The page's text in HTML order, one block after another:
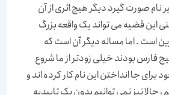
نام صورت گیرد دیگر هیچ اثری از آن
این قضیه می تواند یک واقعه بزرگ
است . اما مساله دیگر آن است که
بودند خیلی زودتر از ما شروع
جا انداختن این نام کار کرده اند و
حالا نیز نمی توانیم بدون یک تاییدیه